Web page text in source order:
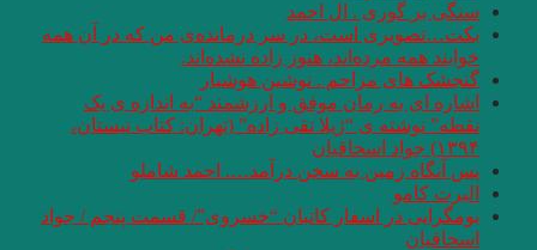
سنگی بر گوری . ال احمد
بکت…تصویری است، در سر درمانده‌ی من که در آن همه
خوابند همه مرده‌اند، هنوز زاده نشده‌اند.
گنجشک های مزاحم . نوشین هوشیار
اشاره ای به رمان موفق و ارزشمند “به اندازه ی یک
نقطه” نوشته ی “ژیلا تقی زاده” (تهران: کتاب نیستان،
۱۳۹۴) جواد اسحاقیان
پس آنگاه زمین به سخن درآمد…. احمد شاملو
البرت کامو
بومگرایی در اسفار کاتبان “خسروی”/ قسمت پنجم / جواد
اسحاقیان